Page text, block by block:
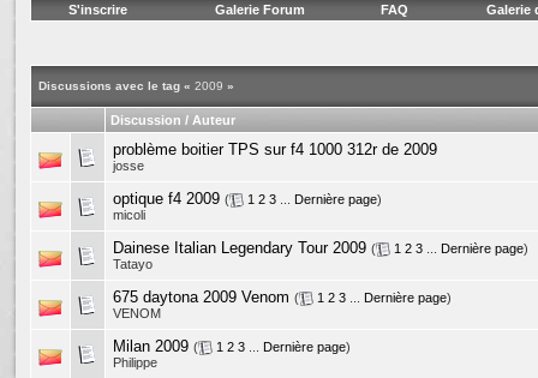
S'inscrire Galerie Forum FAQ Galerie
Discussions avec le tag « 2009 »
Discussion / Auteur
problème boitier TPS sur f4 1000 312r de 2009
josse
optique f4 2009 ( 1 2 3 Dernière page)
micoli
Dainese Italian Legendary Tour 2009 ( 1 2 3 Dernière page)
Tatayo
675 daytona 2009 Venom ( 1 2 3 Dernière page)
VENOM
Milan 2009 ( 1 2 3 Dernière page)
Philippe